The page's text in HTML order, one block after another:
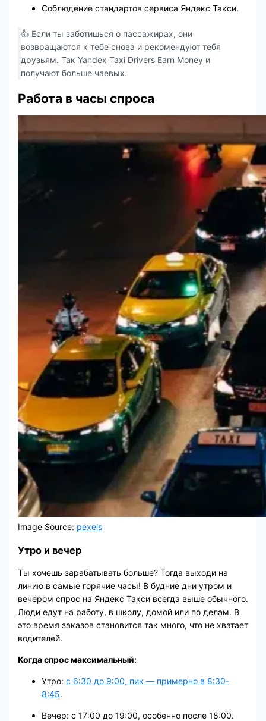
Соблюдение стандартов сервиса Яндекс Такси.
👍 Если ты заботишься о пассажирах, они
возвращаются к тебе снова и рекомендуют тебя
друзьям. Так Yandex Taxi Drivers Earn Money и
получают больше чаевых.
Работа в часы спроса
Image Source: pexels
Утро и вечер
Ты хочешь зарабатывать больше? Тогда выходи на
линию в самые горячие часы! В будние дни утром и
вечером спрос на Яндекс Такси всегда выше обычного.
Люди едут на работу, в школу, домой или по делам. В
это время заказов становится так много, что не хватает
водителей.
Когда спрос максимальный:
Утро: с 6:30 до 9:00, пик — примерно в 8:30-
8:45.
Вечер: с 17:00 до 19:00, особенно после 18:00.